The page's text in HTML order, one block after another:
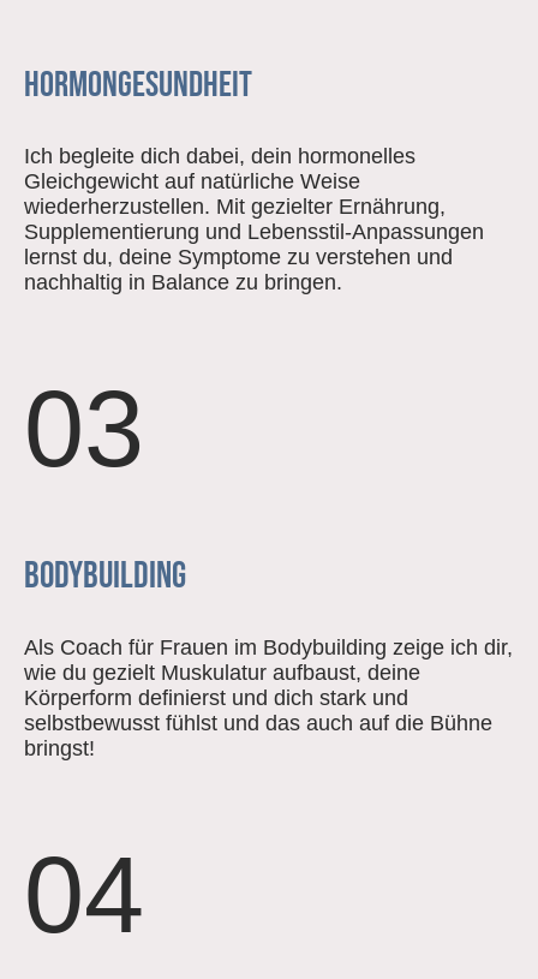
Hormongesundheit
Ich begleite dich dabei, dein hormonelles
Gleichgewicht auf natürliche Weise
wiederherzustellen. Mit gezielter Ernährung,
Supplementierung und Lebensstil-Anpassungen
lernst du, deine Symptome zu verstehen und
nachhaltig in Balance zu bringen.
03
Bodybuilding
Als Coach für Frauen im Bodybuilding zeige ich dir,
wie du gezielt Muskulatur aufbaust, deine
Körperform definierst und dich stark und
selbstbewusst fühlst und das auch auf die Bühne
bringst!
04